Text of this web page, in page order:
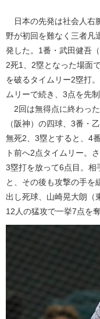
日本の先発は社会人右
野が初回を難なく三者凡
発した。1番・武田健吾
2死1、2塁となった場面
を破るタイムリー2塁打
ムリーで続き、3点を先制
2回は無得点に終わっ
（阪神）の四球、3番・
無死2、3塁とすると、4
ト前へ2点タイムリー。
3塁打を放って6点目。相
と、その後も攻撃の手を
出し死球、山崎晃大朗（
12人の猛攻で一挙7点を